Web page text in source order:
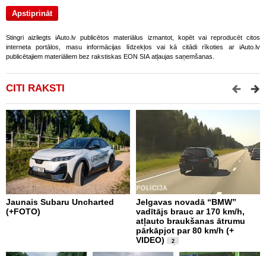
Stingri aizliegts iAuto.lv publicētos materiālus izmantot, kopēt vai reproducēt citos
interneta portālos, masu informācijas līdzekļos vai kā citādi rīkoties ar iAuto.lv
publicētajiem materiāliem bez rakstiskas EON SIA atļaujas saņemšanas.
CITI RAKSTI
Jaunais Subaru Uncharted
(+FOTO)
Jelgavas novadā “BMW”
vadītājs brauc ar 170 km/h,
atļauto braukšanas ātrumu
pārkāpjot par 80 km/h (+
VIDEO)
2